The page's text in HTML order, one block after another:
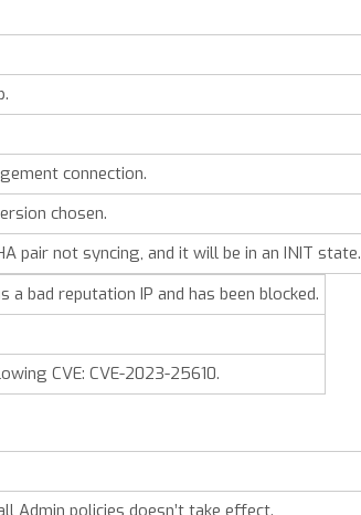
connection.
chosen.
pair not syncing, and it will be in an INIT state.
bad reputation IP and has been blocked.
CVE: CVE-2023-25610.
Admin policies doesn’t take effect.